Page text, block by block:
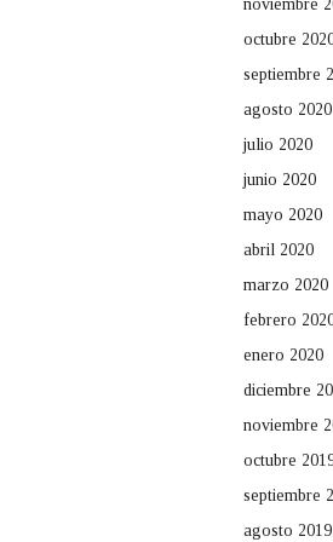
noviembre
octubre
septiembre
agosto 2020
julio 2020
junio 2020
mayo 2020
abril 2020
marzo 2020
febrero
enero 2020
diciembre
noviembre
octubre
septiembre
agosto 2019